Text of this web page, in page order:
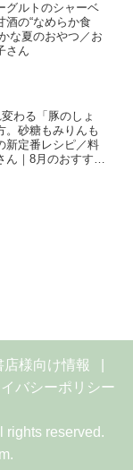
グルトのシャーベ
酒の“なめらか食
な夏のおやつ／お
さん
わる「豚のしょ
。砂糖もみりんも
新定番レシピ／料
ん｜8月のおすすめ
店様向け情報
バシーポリシー
rights reserved.
.